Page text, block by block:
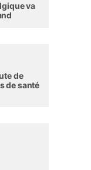
va
de
de santé